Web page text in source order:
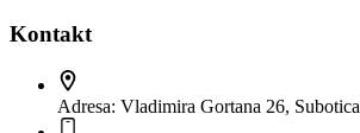
Kontakt
Adresa: Vladimira Gortana 26, Subotica